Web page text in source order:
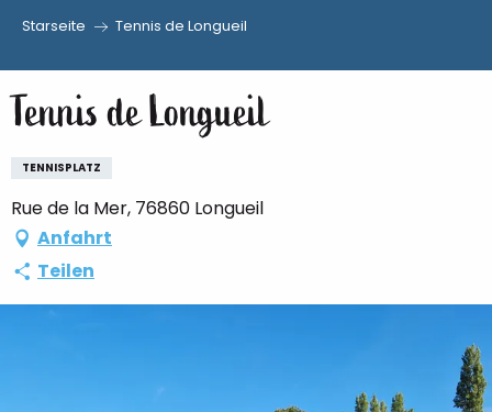
au
contenu
principal
Starseite Tennis de Longueil
Tennis de Longueil
TENNISPLATZ
Rue de la Mer, 76860 Longueil
Anfahrt
Teilen